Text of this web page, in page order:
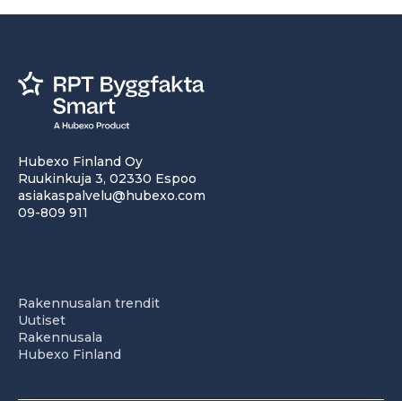
Hubexo Finland Oy
Ruukinkuja 3, 02330 Espoo
asiakaspalvelu@hubexo.com
09-809 911
Rakennusalan trendit
Uutiset
Rakennusala
Hubexo Finland